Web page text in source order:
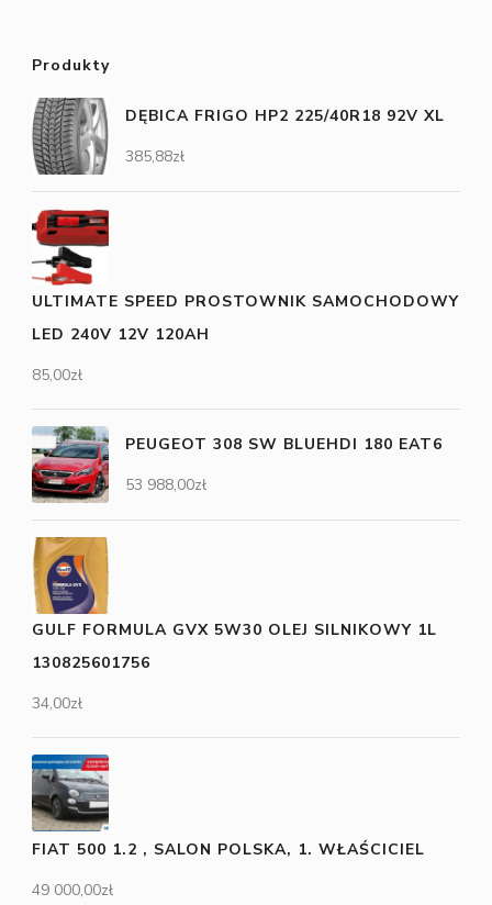
Produkty
DĘBICA FRIGO HP2 225/40R18 92V XL
385,88zł
ULTIMATE SPEED PROSTOWNIK SAMOCHODOWY
LED 240V 12V 120AH
85,00zł
PEUGEOT 308 SW BLUEHDI 180 EAT6
53 988,00zł
GULF FORMULA GVX 5W30 OLEJ SILNIKOWY 1L
130825601756
34,00zł
FIAT 500 1.2 , SALON POLSKA, 1. WŁAŚCICIEL
49 000,00zł